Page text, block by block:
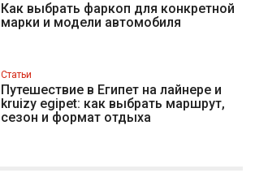
Как выбрать фаркоп для конкретной
марки и модели автомобиля
Статьи
Путешествие в Египет на лайнере и
kruizy egipet: как выбрать маршрут,
сезон и формат отдыха